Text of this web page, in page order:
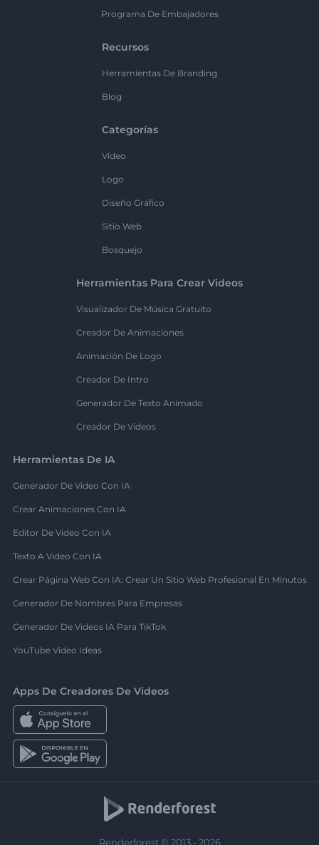
Programa De Embajadores
Recursos
Herramientas De Branding
Blog
Categorías
Vídeo
Logo
Diseño Gráfico
Sitio Web
Bosquejo
Herramientas Para Crear Videos
Visualizador De Música Gratuito
Creador De Animaciones
Animación De Logo
Creador De Intro
Generador De Texto Animado
Creador De Videos
Herramientas De IA
Generador De Video Con IA
Crear Animaciones Con IA
Editor De Video Con IA
Texto A Video Con IA
Crear Página Web Con IA: Crear Un Sitio Web Profesional En Minutos
Generador De Nombres Para Empresas
Generador De Videos IA Para TikTok
YouTube Video Ideas
Apps De Creadores De Videos
Renderforest © 2013 - 2026